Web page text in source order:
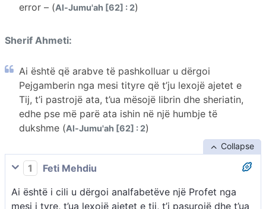
error – (Al-Jumu'ah [62] : 2)
Sherif Ahmeti:
Ai është që arabve të pashkolluar u dërgoi
Pejgamberin nga mesi tityre që t’ju lexojë ajetet e
Tij, t’i pastrojë ata, t’ua mësojë librin dhe sheriatin,
edhe pse më parë ata ishin në një humbje të
dukshme (Al-Jumu'ah [62] : 2)
Collapse
1
Feti Mehdiu
Ai është i cili u dërgoi analfabetëve një Profet nga
mesi i tyre, t’ua lexojë ajetet e tij, t’i pasurojë dhe t’ua